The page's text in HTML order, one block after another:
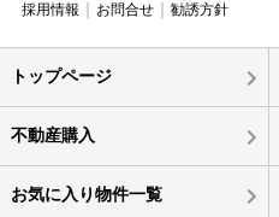
採用情報
お問合せ 勧誘方針
トップページ
不動産購入
お気に入り物件一覧